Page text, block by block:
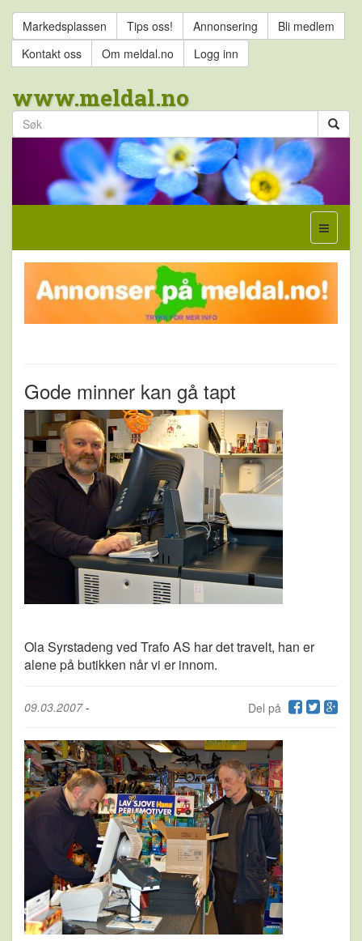
Markedsplassen Tips oss! Annonsering
Bli medlem
Kontakt oss
Om meldal.no Logg inn
www.meldal.no
Gode minner kan gå tapt
Ola Syrstadeng ved Trafo AS har det travelt, han er
alene på butikken når vi er innom.
Del på
09.03.2007-